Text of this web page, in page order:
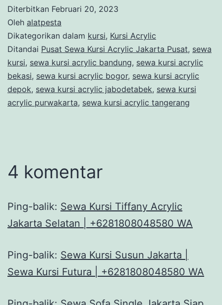
Diterbitkan Februari 20, 2023
Oleh alatpesta
Dikategorikan dalam kursi, Kursi Acrylic
Ditandai Pusat Sewa Kursi Acrylic Jakarta Pusat, sewa
kursi, sewa kursi acrylic bandung, sewa kursi acrylic
bekasi, sewa kursi acrylic bogor, sewa kursi acrylic
depok, sewa kursi acrylic jabodetabek, sewa kursi
acrylic purwakarta, sewa kursi acrylic tangerang
4 komentar
Ping-balik: Sewa Kursi Tiffany Acrylic
Jakarta Selatan | +6281808048580 WA
Ping-balik: Sewa Kursi Susun Jakarta |
Sewa Kursi Futura | +6281808048580 WA